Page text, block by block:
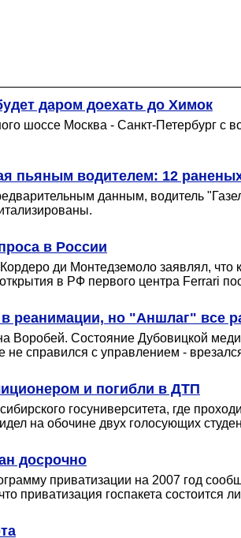
даром доехать до Химок
шоссе Москва - Санкт-Петербург с
пьяным водителем: 12
данным, водитель
в России
ди Монтедземоло заявлял,
в РФ первого центра Ferrari
реанимации, но "Аншлаг" все
Воробей. Состояние Дубовицкой
справился с управлением -
и погибли в ДТП
госуниверситета, где
на обочине двух голосующих
досрочно
приватизации на 2007 год
приватизация госпакета состоится